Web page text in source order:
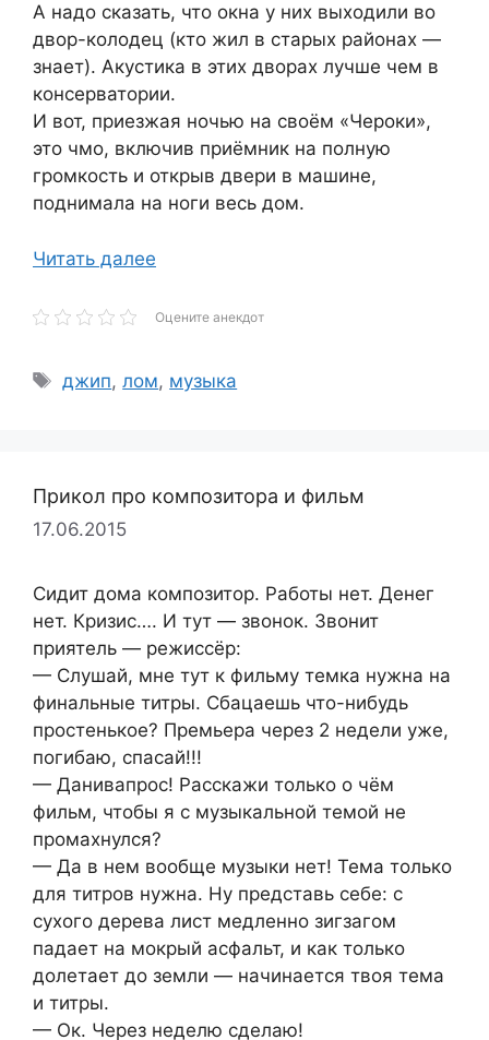
А надо сказать, что окна у них выходили во
двор-колодец (кто жил в старых районах —
знает). Акустика в этих дворах лучше чем в
консерватории.
И вот, приезжая ночью на своём «Чероки»,
это чмо, включив приёмник на полную
громкость и открыв двери в машине,
поднимала на ноги весь дом.
Читать далее
Оцените анекдот
Метки
джип,лом, музыка
Прикол про композитора и фильм
17.06.2015
Сидит дома композитор. Работы нет. Денег
нет. Кризис…. И тут — звонок. Звонит
приятель — режиссёр:
— Слушай, мне тут к фильму темка нужна на
финальные титры. Сбацаешь что-нибудь
простенькое? Премьера через 2 недели уже,
погибаю, спасай!!!
— Данивапрос! Расскажи только о чём
фильм, чтобы я с музыкальной темой не
промахнулся?
— Да в нем вообще музыки нет! Тема только
для титров нужна. Ну представь себе: с
сухого дерева лист медленно зигзагом
падает на мокрый асфальт, и как только
долетает до земли — начинается твоя тема
и титры.
— Ок. Через неделю сделаю!